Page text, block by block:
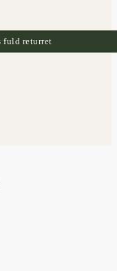
fuld returret